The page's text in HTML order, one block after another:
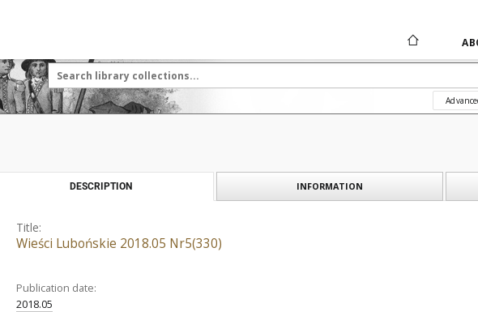
DESCRIPTION INFORMATION
Title:
Wieści Lubońskie 2018.05 Nr5(330)
Publication date:
2018.05